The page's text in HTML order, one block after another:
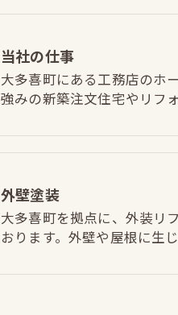
当社の仕事
大多喜町にある工務店のホ
強みの新築注文住宅やリフ
外壁塗装
大多喜町を拠点に、外装リ
おります。外壁や屋根に生